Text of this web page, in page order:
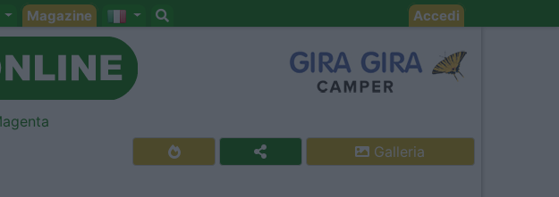
Magazine Accedi
Galleria